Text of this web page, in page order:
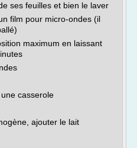
ses feuilles et bien le laver
film pour micro-ondes (il
maximum en laissant
casserole
ajouter le lait